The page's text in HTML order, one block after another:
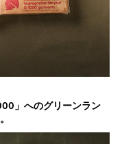
」へのグリーンラン